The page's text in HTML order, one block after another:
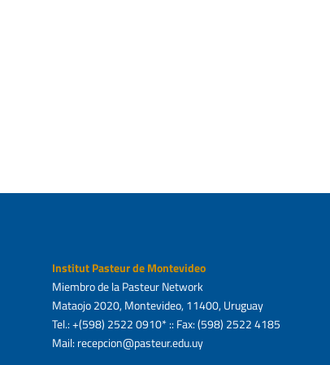
Institut Pasteur de Montevideo
Miembro de la Pasteur Network
Mataojo 2020, Montevideo, 11400, Uruguay
Tel.: +(598) 2522 0910* :: Fax: (598) 2522 4185
Mail: recepcion@pasteur.edu.uy